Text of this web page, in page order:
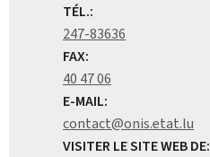
:TÉL.:
247-83636
FAX:
40 47 06
E-MAIL:
contact@onis.etat.lu
VISITER LE SITE WEB DE: